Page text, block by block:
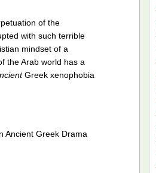
of the
with such terrible
mindset of a
the Arab world has a
Greek xenophobia
Ancient Greek Drama